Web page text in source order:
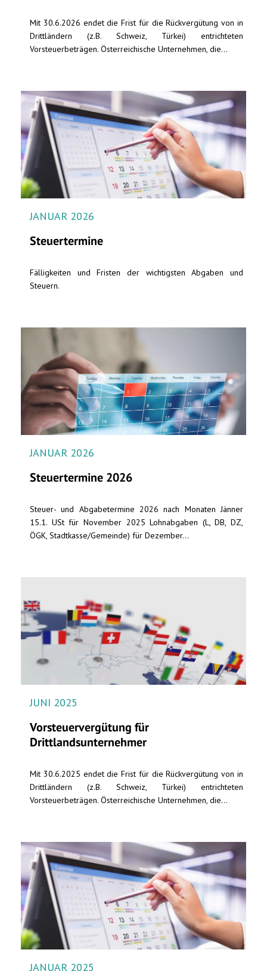
Mit 30.6.2026 endet die Frist für die Rückvergütung von in
Drittländern (z.B. Schweiz, Türkei) entrichteten
Vorsteuerbeträgen. Österreichische Unternehmen, die...
JANUAR 2026
Steuertermine
Fälligkeiten und Fristen der wichtigsten Abgaben und
Steuern.
JANUAR 2026
Steuertermine 2026
Steuer- und Abgabetermine 2026 nach Monaten Jänner
15.1. USt für November 2025 Lohnabgaben (L, DB, DZ,
ÖGK, Stadtkasse/Gemeinde) für Dezember...
JUNI 2025
Vorsteuervergütung für
Drittlandsunternehmer
Mit 30.6.2025 endet die Frist für die Rückvergütung von in
Drittländern (z.B. Schweiz, Türkei) entrichteten
Vorsteuerbeträgen. Österreichische Unternehmen, die...
JANUAR 2025